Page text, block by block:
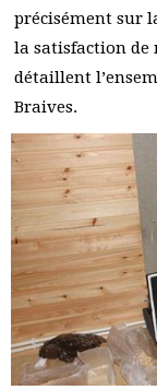
précisément sur
la satisfaction de
détaillent
Braives.